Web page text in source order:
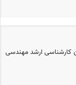
کارشناسی ارشد مهندسی